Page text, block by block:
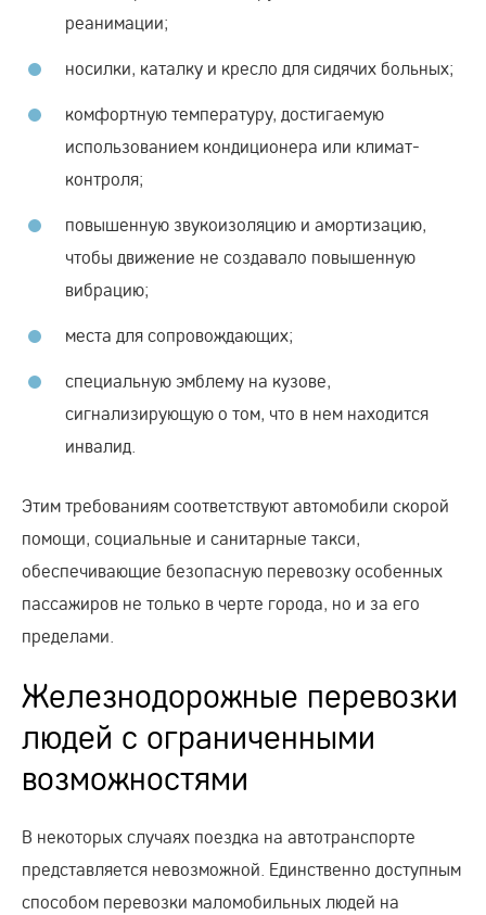
реанимации;
носилки, каталку и кресло для сидячих больных;
комфортную температуру, достигаемую
использованием кондиционера или климат-
контроля;
повышенную звукоизоляцию и амортизацию,
чтобы движение не создавало повышенную
вибрацию;
места для сопровождающих;
специальную эмблему на кузове,
сигнализирующую о том, что в нем находится
инвалид.
Этим требованиям соответствуют автомобили скорой
помощи, социальные и санитарные такси,
обеспечивающие безопасную перевозку особенных
пассажиров не только в черте города, но и за его
пределами.
Железнодорожные перевозки
людей с ограниченными
возможностями
В некоторых случаях поездка на автотранспорте
представляется невозможной. Единственно доступным
способом перевозки маломобильных людей на